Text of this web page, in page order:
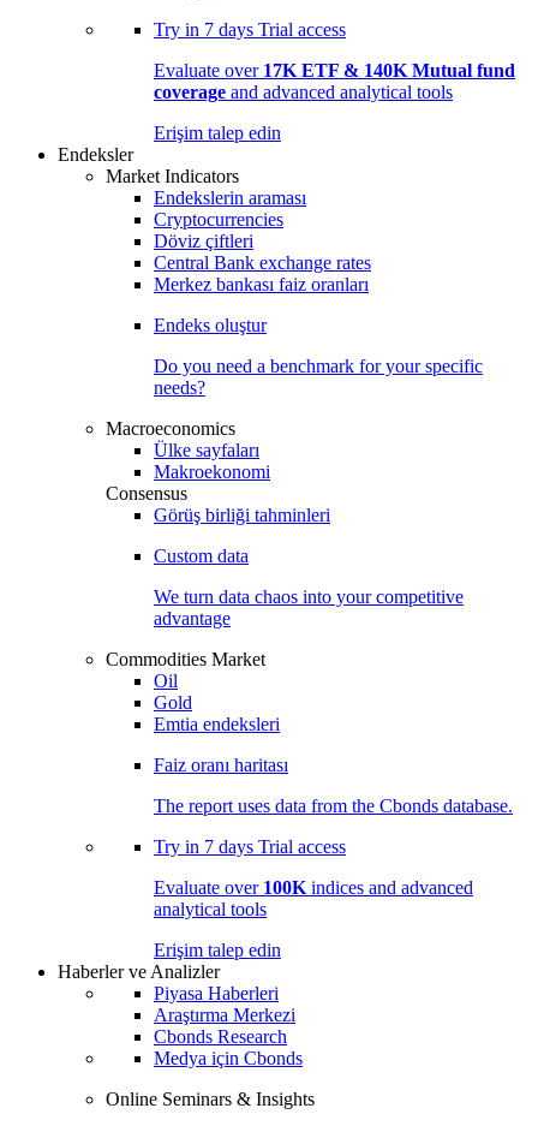
Try in 7 days Trial access
Evaluate over 17K ETF & 140K Mutual fund
coverage and advanced analytical tools
Erişim talep edin
Endeksler
Market Indicators
Endekslerin araması
Cryptocurrencies
Döviz çiftleri
Central Bank exchange rates
Merkez bankası faiz oranları
Endeks oluştur
Do you need a benchmark for your specific
needs?
Macroeconomics
Ülke sayfaları
Makroekonomi
Consensus
Görüş birliği tahminleri
Custom data
We turn data chaos into your competitive
advantage
Commodities Market
Oil
Gold
Emtia endeksleri
Faiz oranı haritası
The report uses data from the Cbonds database.
Try in 7 days Trial access
Evaluate over 100K indices and advanced
analytical tools
Erişim talep edin
Haberler ve Analizler
Piyasa Haberleri
Araştırma Merkezi
Cbonds Research
Medya için Cbonds
Online Seminars & Insights